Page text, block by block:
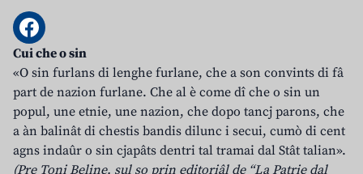
Cui che o sin
«O sin furlans di lenghe furlane, che a son convints di fâ
part de nazion furlane. Che al è come dî che o sin un
popul, une etnie, une nazion, che dopo tancj parons, che
a àn balinât di chestis bandis dilunc i secui, cumò di cent
agns indaûr o sin cjapâts dentri tal tramai dal Stât talian».
(Pre Toni Beline, sul so prin editoriâl de “La Patrie dal